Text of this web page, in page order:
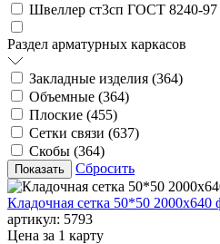
Швеллер ст3сп ГОСТ 8240-97
Раздел арматурных каркасов
Закладные изделия (364)
Объемные (364)
Плоские (455)
Сетки связи (637)
Скобы (364)
Сбросить
Кладочная сетка 50*50
артикул: 5793
Цена за 1 карту